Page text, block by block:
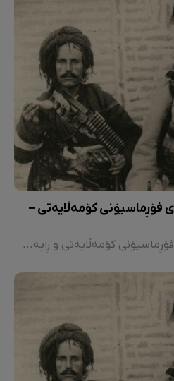
فۆڕماسیۆنی کۆمەڵایەتی –
“عەتا کەل” یاغییەک دژی فۆڕماسیۆنی کۆمەڵایەتی و ڕابەری ڕاپەڕینێک دژی دەسەڵاتی پاشایەتی